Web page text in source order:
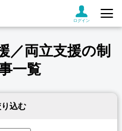
ログイン
／両立支援の制
一覧
込む